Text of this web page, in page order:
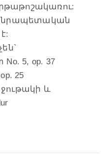
5, op. 37
25
և